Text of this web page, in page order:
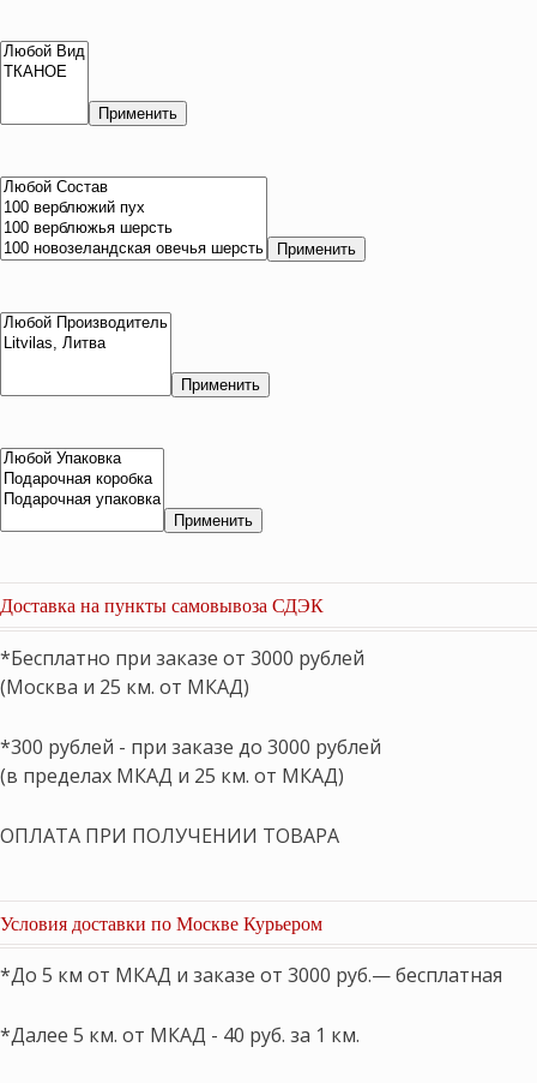
Применить
Применить
Применить
Применить
Доставка на пункты самовывоза СДЭК
*Бесплатно при заказе от 3000 рублей
(Москва и 25 км. от МКАД)
*300 рублей - при заказе до 3000 рублей
(в пределах МКАД и 25 км. от МКАД)
ОПЛАТА ПРИ ПОЛУЧЕНИИ ТОВАРА
Условия доставки по Москве Курьером
*До 5 км от МКАД и заказе от 3000 руб.— бесплатная
*Далее 5 км. от МКАД - 40 руб. за 1 км.